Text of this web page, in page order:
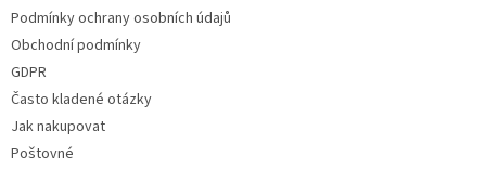
Podmínky ochrany osobních údajů
Obchodní podmínky
GDPR
Často kladené otázky
Jak nakupovat
Poštovné